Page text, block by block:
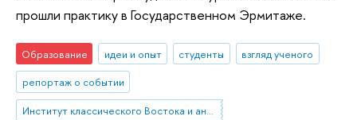
прошли практику в Государственном Эрмитаже.
Образование идеи и опыт студенты
взгляд ученого
репортаж о событии
Институт классического Востока и античности